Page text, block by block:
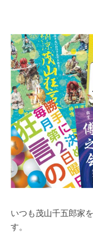
いつも茂山千五郎家
す。